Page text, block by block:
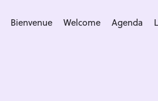
Bienvenue Welcome Agenda